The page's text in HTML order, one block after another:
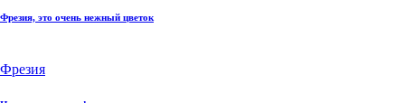
Фрезия, это очень нежный цветок
Фрезия